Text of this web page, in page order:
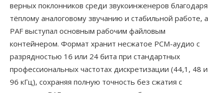
верных поклонников среди звукоинженеров благодаря
тёплому аналоговому звучанию и стабильной работе, а
PAF выступал основным рабочим файловым
контейнером. Формат хранит несжатое PCM-аудио с
разрядностью 16 или 24 бита при стандартных
профессиональных частотах дискретизации (44,1, 48 и
96 кГц), сохраняя полную точность без сжатия с